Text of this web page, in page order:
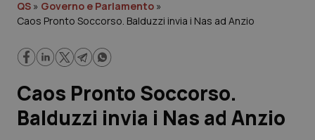
Cronache
Lavoro e Professioni
QS » Governo e Parlamento »
Caos Pronto Soccorso. Balduzzi invia i Nas ad Anzio
Caos Pronto Soccorso.
Balduzzi invia i Nas ad Anzio